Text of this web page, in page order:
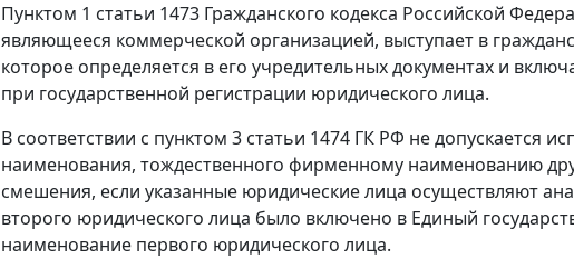
Пунктом 1 статьи 1473 Гражданского кодекса Российской
являющееся коммерческой организацией, выступает в
которое определяется в его учредительных документах и
при государственной регистрации юридического лица.
В соответствии с пунктом 3 статьи 1474 ГК РФ не
наименования, тождественного фирменному наименованию
смешения, если указанные юридические лица осуществляют
второго юридического лица было включено в Единый
наименование первого юридического лица.